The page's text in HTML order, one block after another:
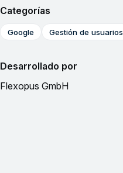
Categorías
Google Gestión de usuarios
Desarrollado por
Flexopus GmbH